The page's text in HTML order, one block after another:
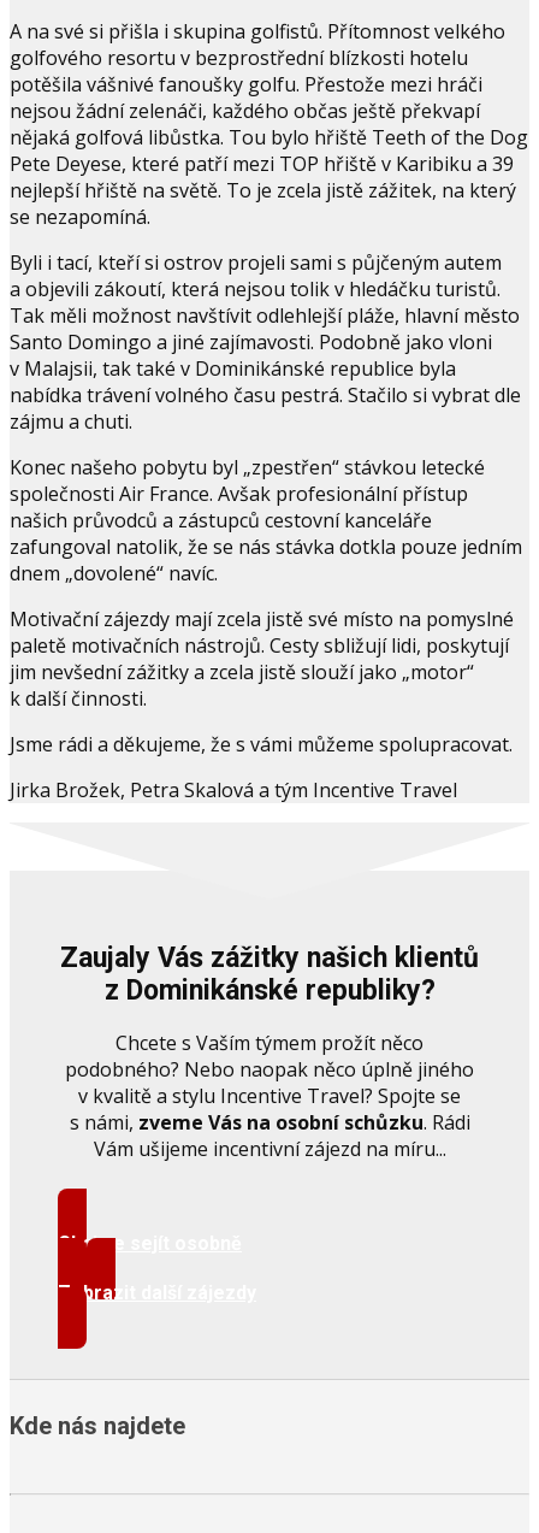
A na své si přišla i skupina golfistů. Přítomnost velkého
golfového resortu v bezprostřední blízkosti hotelu
potěšila vášnivé fanoušky golfu. Přestože mezi hráči
nejsou žádní zelenáči, každého občas ještě překvapí
nějaká golfová libůstka. Tou bylo hřiště Teeth of the Dog
Pete Deyese, které patří mezi TOP hřiště v Karibiku a 39
nejlepší hřiště na světě. To je zcela jistě zážitek, na který
se nezapomíná.
Byli i tací, kteří si ostrov projeli sami s půjčeným autem
a objevili zákoutí, která nejsou tolik v hledáčku turistů.
Tak měli možnost navštívit odlehlejší pláže, hlavní město
Santo Domingo a jiné zajímavosti. Podobně jako vloni
v Malajsii, tak také v Dominikánské republice byla
nabídka trávení volného času pestrá. Stačilo si vybrat dle
zájmu a chuti.
Konec našeho pobytu byl „zpestřen“ stávkou letecké
společnosti Air France. Avšak profesionální přístup
našich průvodců a zástupců cestovní kanceláře
zafungoval natolik, že se nás stávka dotkla pouze jedním
dnem „dovolené“ navíc.
Motivační zájezdy mají zcela jistě své místo na pomyslné
paletě motivačních nástrojů. Cesty sbližují lidi, poskytují
jim nevšední zážitky a zcela jistě slouží jako „motor“
k další činnosti.
Jsme rádi a děkujeme, že s vámi můžeme spolupracovat.
Jirka Brožek, Petra Skalová a tým Incentive Travel
Zaujaly Vás zážitky našich klientů
z Dominikánské republiky?
Chcete s Vaším týmem prožít něco
podobného? Nebo naopak něco úplně jiného
v kvalitě a stylu Incentive Travel? Spojte se
s námi, zveme Vás na osobní schůzku. Rádi
Vám ušijeme incentivní zájezd na míru...
Chci se sejít osobně
Zobrazit další zájezdy
Kde nás najdete